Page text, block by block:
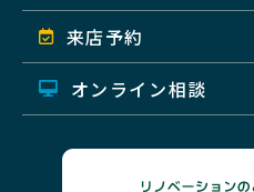
来店予約
オンライン相談